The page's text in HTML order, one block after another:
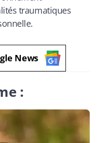
traumatiques
News
: